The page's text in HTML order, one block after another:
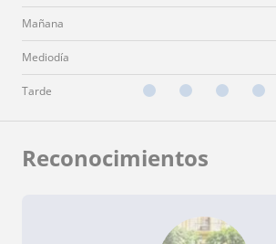
Mañana
Mediodía
Tarde
Reconocimientos